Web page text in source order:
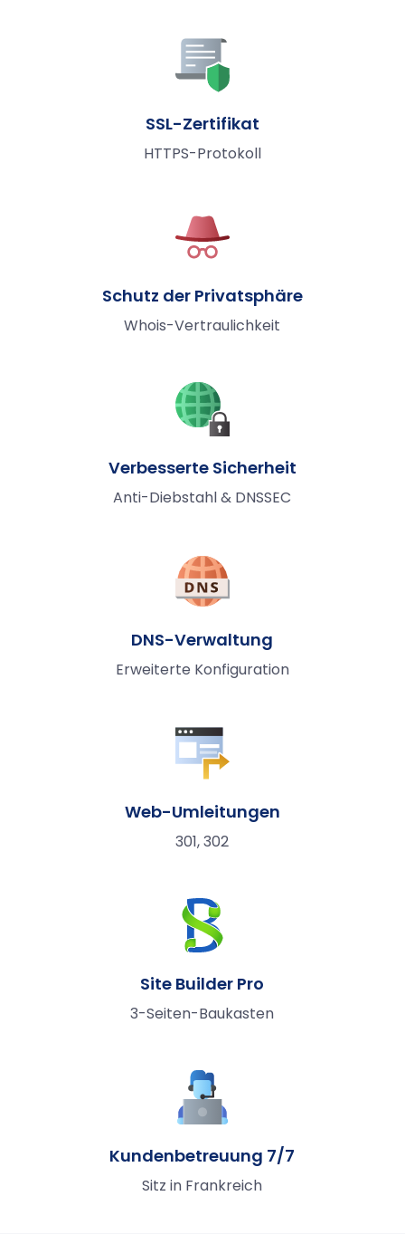
SSL-Zertifikat
HTTPS-Protokoll
Schutz der Privatsphäre
Whois-Vertraulichkeit
Verbesserte Sicherheit
Anti-Diebstahl & DNSSEC
DNS-Verwaltung
Erweiterte Konfiguration
Web-Umleitungen
301, 302
Site Builder Pro
3-Seiten-Baukasten
Kundenbetreuung 7/7
Sitz in Frankreich